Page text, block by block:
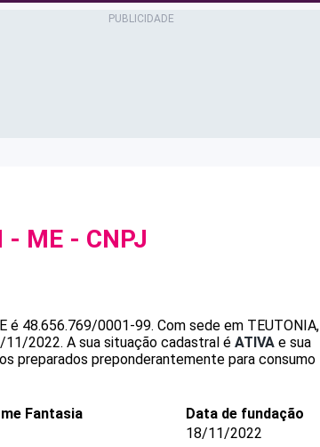
- ME - CNPJ
é 48.656.769/0001-99. Com sede em TEUTONIA,
11/2022. A sua situação cadastral é ATIVA e sua
preparados preponderantemente para consumo
Fantasia
Data de fundação
18/11/2022